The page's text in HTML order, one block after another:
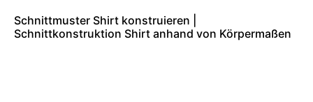
Schnittmuster Shirt konstruieren |
Schnittkonstruktion Shirt anhand von Körpermaßen